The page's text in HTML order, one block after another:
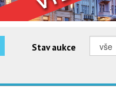
Stav aukce